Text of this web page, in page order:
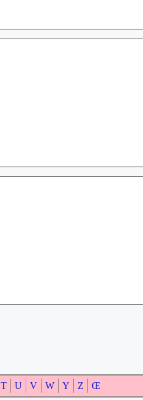
T U V W Y Z Œ